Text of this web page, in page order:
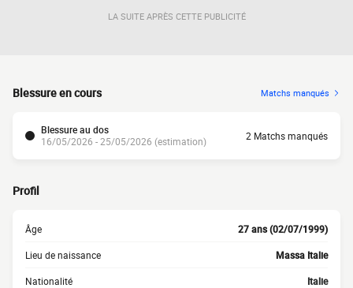
LA SUITE APRÈS CETTE PUBLICITÉ
Blessure en cours Matchs manqués
Blessure au dos
16/05/2026 - 25/05/2026 (estimation)
2 Matchs manqués
Profil
Âge 27 ans (02/07/1999)
Lieu de naissance Massa Italie
Nationalité Italie